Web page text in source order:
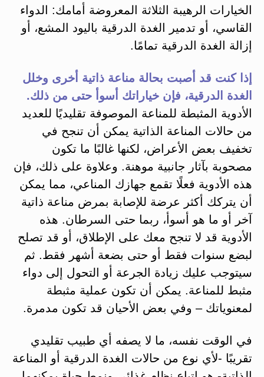
الخيارات الرهيبة الثلاثة المعروضة أمامك: الدواء
القاسي، أو تدمير الغدة الدرقية باليود المشع، أو
إزالة الغدة الدرقية تمامًا.
إذا كنت قد أصبت بحالة مناعة ذاتية أخرى وخلل
الغدة الدرقية، فإن خياراتك أسوأ حتى من ذلك.
الأدوية المثبطة للمناعة الموصوفة تقليديًا للعديد
من حالات المناعة الذاتية يمكن أن تنجح في
تخفيف بعض الأعراض، لكنها غالبًا ما تكون
مصحوبة بآثار جانبية موهنة. وعلاوة على ذلك، فإن
هذه الأدوية فعلًا تقمع جهازك المناعي، مما يمكن
أن يتركك أكثر عرضة للإصابة بمرض مناعة ذاتية
آخر أو ما هو أسوأ، ربما حتى السرطان. هذه
الأدوية قد لا تنجح معك على الإطلاق، أو قد تصلح
لبضع سنوات فقط أو حتى بضعة أشهر فقط. ثم
سيتوجب عليك زيادة الجرعة أو التحول إلى دواء
مثبط للمناعة. يمكن أن تكون عملية مثبطة
لمعنوياتك – وفي بعض الأحيان قد تكون مدمرة.
في الوقت نفسه، ما لا يصفه أي طبيب تقليدي
تقريبًا -لأي نوع من حالات الغدة الدرقية أو المناعة